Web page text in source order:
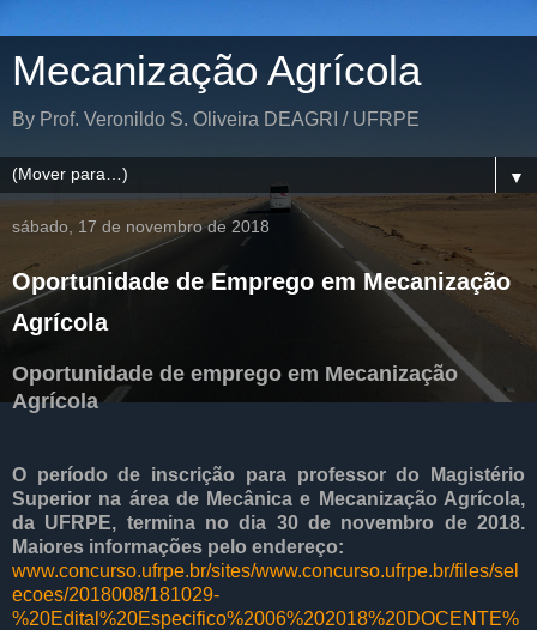
Mecanização Agrícola
By Prof. Veronildo S. Oliveira DEAGRI / UFRPE
▼
sábado, 17 de novembro de 2018
Oportunidade de Emprego em Mecanização
Agrícola
Oportunidade de emprego em Mecanização
Agrícola
O período de inscrição para professor do Magistério
Superior na área de Mecânica e Mecanização Agrícola,
da UFRPE, termina no dia 30 de novembro de 2018.
Maiores informações pelo endereço:
www.concurso.ufrpe.br/sites/www.concurso.ufrpe.br/files/sel
ecoes/2018008/181029-
%20Edital%20Especifico%2006%202018%20DOCENTE%